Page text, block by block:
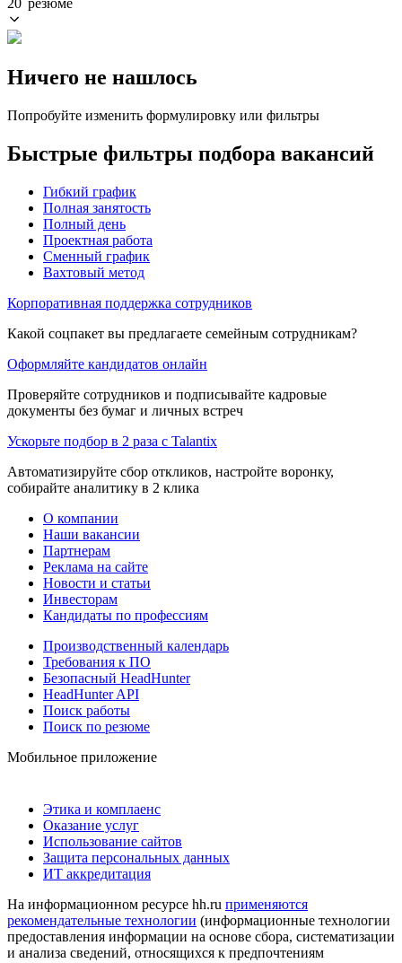
Ничего не нашлось
Попробуйте изменить формулировку или фильтры
Быстрые фильтры подбора вакансий
Гибкий график
Полная занятость
Полный день
Проектная работа
Сменный график
Вахтовый метод
Корпоративная поддержка сотрудников
Какой соцпакет вы предлагаете семейным сотрудникам?
Оформляйте кандидатов онлайн
Проверяйте сотрудников и подписывайте кадровые
документы без бумаг и личных встреч
Ускорьте подбор в 2 раза с Talantix
Автоматизируйте сбор откликов, настройте воронку,
собирайте аналитику в 2 клика
О компании
Наши вакансии
Партнерам
Реклама на сайте
Новости и статьи
Инвесторам
Кандидаты по профессиям
Производственный календарь
Требования к ПО
Безопасный HeadHunter
HeadHunter API
Поиск работы
Поиск по резюме
Мобильное приложение
Этика и комплаенс
Оказание услуг
Использование сайтов
Защита персональных данных
ИТ аккредитация
На информационном ресурсе hh.ru применяются
рекомендательные технологии (информационные технологии
предоставления информации на основе сбора, систематизации
и анализа сведений, относящихся к предпочтениям